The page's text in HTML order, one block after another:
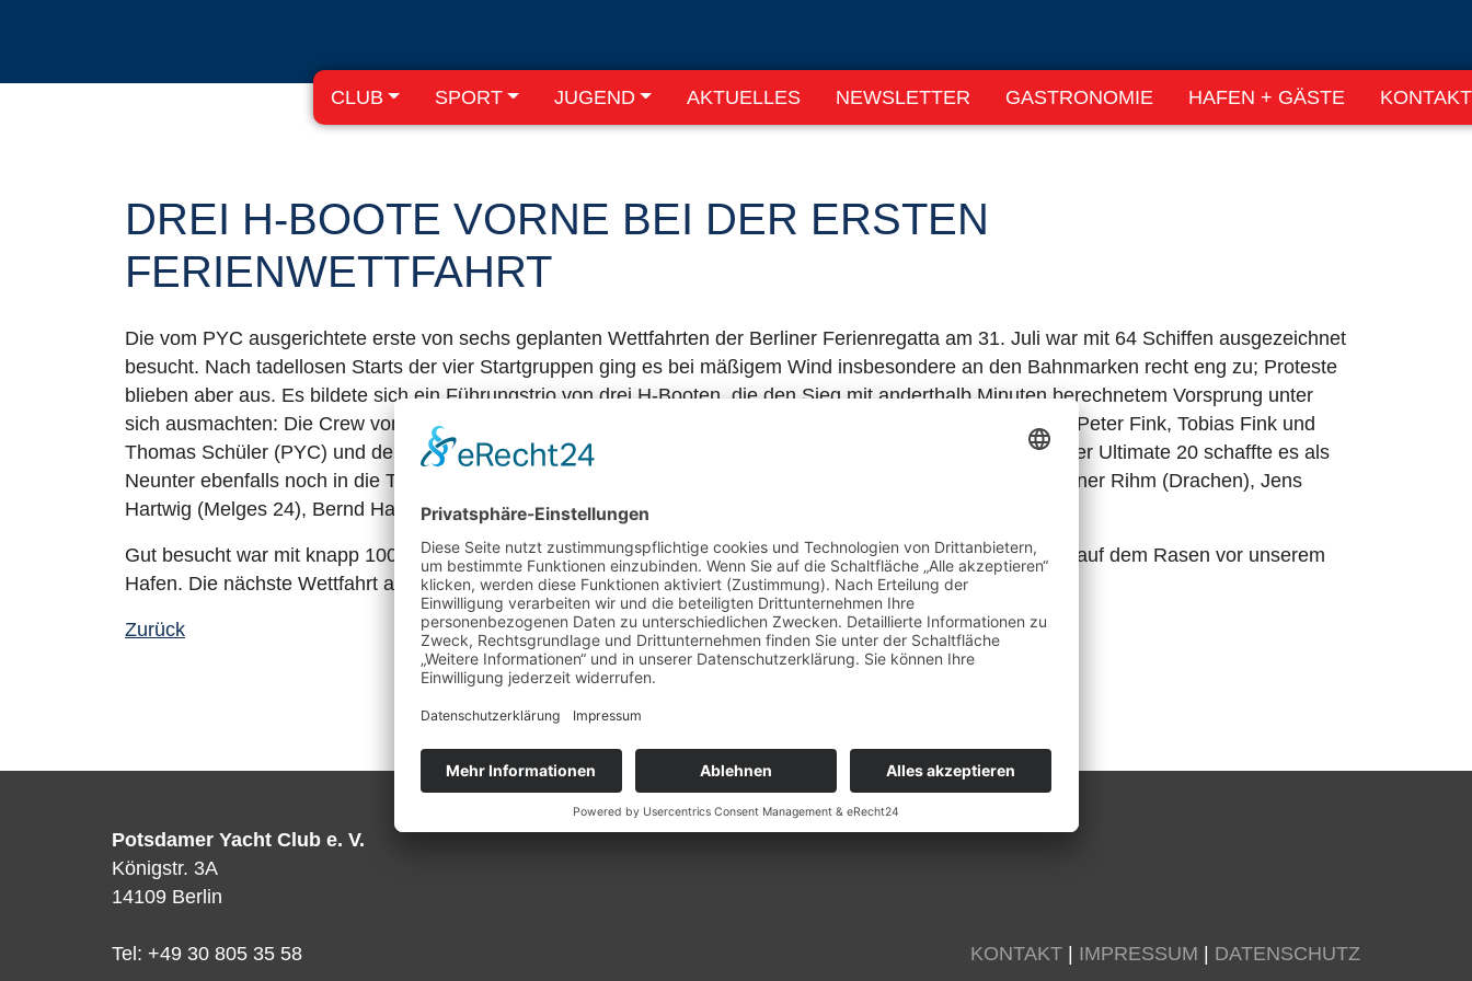
CLUB SPORT JUGEND AKTUELLES NEWSLETTER GASTRONOMIE HAFEN + GÄSTE KONTAKT
DREI H-BOOTE VORNE BEI DER ERSTEN
FERIENWETTFAHRT
Die vom PYC ausgerichtete erste von sechs geplanten Wettfahrten der Berliner Ferienregatta am 31. Juli war mit 64 Schiffen ausgezeichnet
besucht. Nach tadellosen Starts der vier Startgruppen ging es bei mäßigem Wind insbesondere an den Bahnmarken recht eng zu; Proteste
blieben aber aus. Es bildete sich ein Führungstrio von drei H-Booten, die den Sieg mit anderthalb Minuten berechnetem Vorsprung unter
sich ausmachten: Die Crew von Joachim Schmidt (BYC) gewann vor dem letztjährigen Gesamtsiegern Hans-Peter Fink, Tobias Fink und
Thomas Schüler (PYC) und dem Team von Stefan Hadré (Berliner Yacht-Club). Immo Freundl (PYC) mit seiner Ultimate 20 schaffte es als
Neunter ebenfalls noch in die Top Ten. Die Plätze 11 bis 14 gingen an die Crews unserer Clubkameraden Rainer Rihm (Drachen), Jens
Hartwig (Melges 24), Bernd Hanisch (H-Boot) und Thomas Metzing (Folkeboot).
Gut besucht war mit knapp 100 Gästen auch das anschließende gesellige Zusammensein und Siegerehrung auf dem Rasen vor unserem
Hafen. Die nächste Wettfahrt am 6. August (Starts ab 17:45 Uhr) richtet der Berliner Yacht-Club aus.
Zurück
Potsdamer Yacht Club e. V.
Königstr. 3A
14109 Berlin
Tel: +49 30 805 35 58 KONTAKT IMPRESSUM DATENSCHUTZ